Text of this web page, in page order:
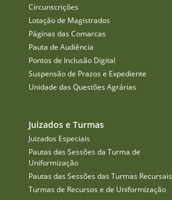
Circunscrições
Lotação de Magistrados
Páginas das Comarcas
Pauta de Audiência
Pontos de Inclusão Digital
Suspensão de Prazos e Expediente
Unidade das Questões Agrárias
Juizados e Turmas
Juizados Especiais
Pautas das Sessões da Turma de
Uniformização
Pautas das Sessões das Turmas Recursais
Turmas de Recursos e de Uniformização